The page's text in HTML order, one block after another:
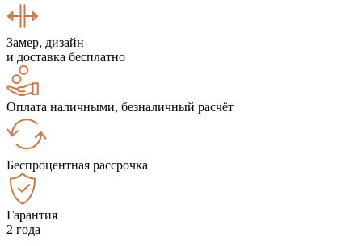
Замер, дизайн
и доставка бесплатно
Оплата наличными, безналичный расчёт
Беспроцентная рассрочка
Гарантия
2 года